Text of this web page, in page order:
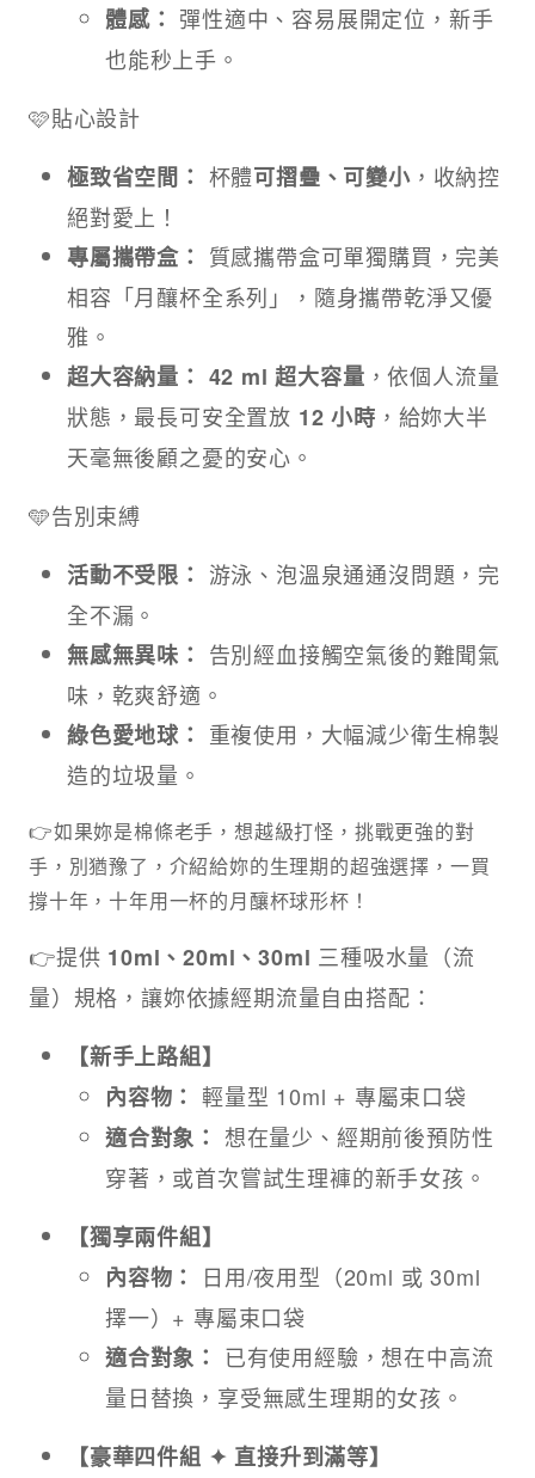
體感： 彈性適中、容易展開定位，新手
也能秒上手。
🩷貼心設計
極致省空間： 杯體可摺疊、可變小，收納控
絕對愛上！
專屬攜帶盒： 質感攜帶盒可單獨購買，完美
相容「月釀杯全系列」，隨身攜帶乾淨又優
雅。
超大容納量： 42 ml 超大容量 ，依個人流量
狀態，最長可安全置放 12 小時 ，給妳大半
天毫無後顧之憂的安心。
🩵告別束縛
活動不受限： 游泳、泡溫泉通通沒問題，完
全不漏。
無感無異味： 告別經血接觸空氣後的難聞氣
味，乾爽舒適。
綠色愛地球： 重複使用，大幅減少衛生棉製
造的垃圾量。
👉如果妳是棉條老手，想越級打怪，挑戰更強的對
手，別猶豫了，介紹給妳的生理期的超強選擇，一買
撐十年，十年用一杯的月釀杯球形杯！
👉提供 10ml、20ml、30ml 三種吸水量（流
量）規格，讓妳依據經期流量自由搭配：
【新手上路組】
內容物： 輕量型 10ml + 專屬束口袋
適合對象： 想在量少、經期前後預防性
穿著，或首次嘗試生理褲的新手女孩。
【獨享兩件組】
內容物：
日用/夜用型（20ml 或 30ml
擇一）+ 專屬束口袋
適合對象： 已有使用經驗，想在中高流
量日替換，享受無感生理期的女孩。
【豪華四件組 ✦ 直接升到滿等】